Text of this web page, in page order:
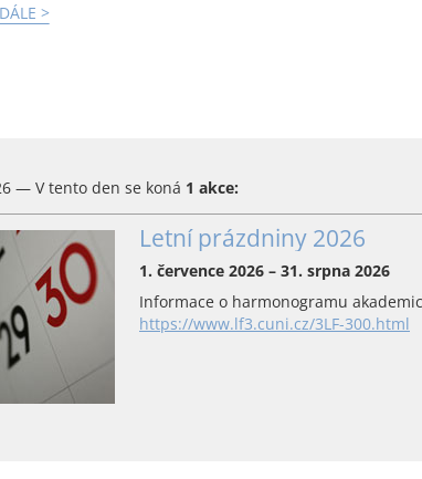
>
— V tento den se koná 1 akce:
Letní prázdniny 2026
1. července 2026 – 31. srpna 2026
Informace o harmonogramu
https://www.lf3.cuni.cz/3LF-300.html